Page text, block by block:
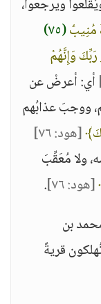
ويرجعوا،
مُنِيبٌ(٧٥)
وَإِنَّهُمْ
أي: أعرضْ عن
ووجبَ عذابُهم
[هود: ٧٦]
ولا مُعَقِّبَ
[هود: ٧٦]
.
بن
قريةً